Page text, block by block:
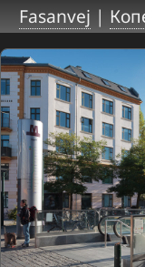
Fasanvej |